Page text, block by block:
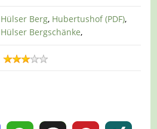
Hülser Berg, Hubertushof (PDF),
Hülser Bergschänke,